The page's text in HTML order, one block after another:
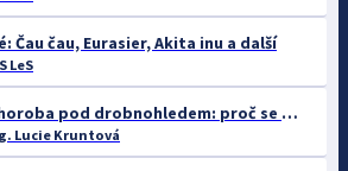
Čau čau, Eurasier, Akita inu a další
LeS
Aujezskyho choroba pod drobnohledem: proč se o ní nyní mluví více než dříve
Lucie Kruntová